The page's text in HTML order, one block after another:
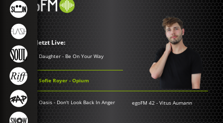
Jetzt Live:
Daughter - Be On Your Way
Sofie Royer - Opium
Oasis - Don't Look Back In Anger egoFM 42 - Vitus Aumann